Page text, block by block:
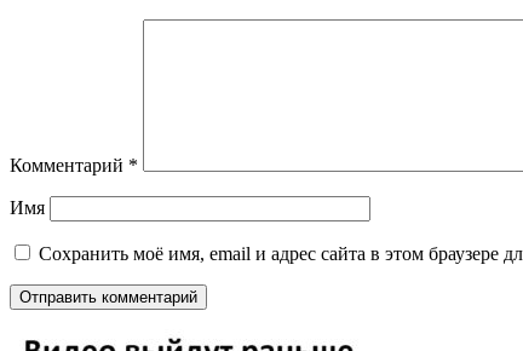
Комментарий *
Имя
Сохранить моё имя, email и адрес сайта в этом браузере